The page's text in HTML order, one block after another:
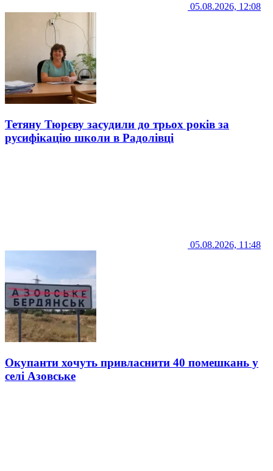
05.08.2026, 12:08
Тетяну Тюрєву засудили до трьох років за
русифікацію школи в Радолівці
05.08.2026, 11:48
Окупанти хочуть привласнити 40 помешкань у
селі Азовське